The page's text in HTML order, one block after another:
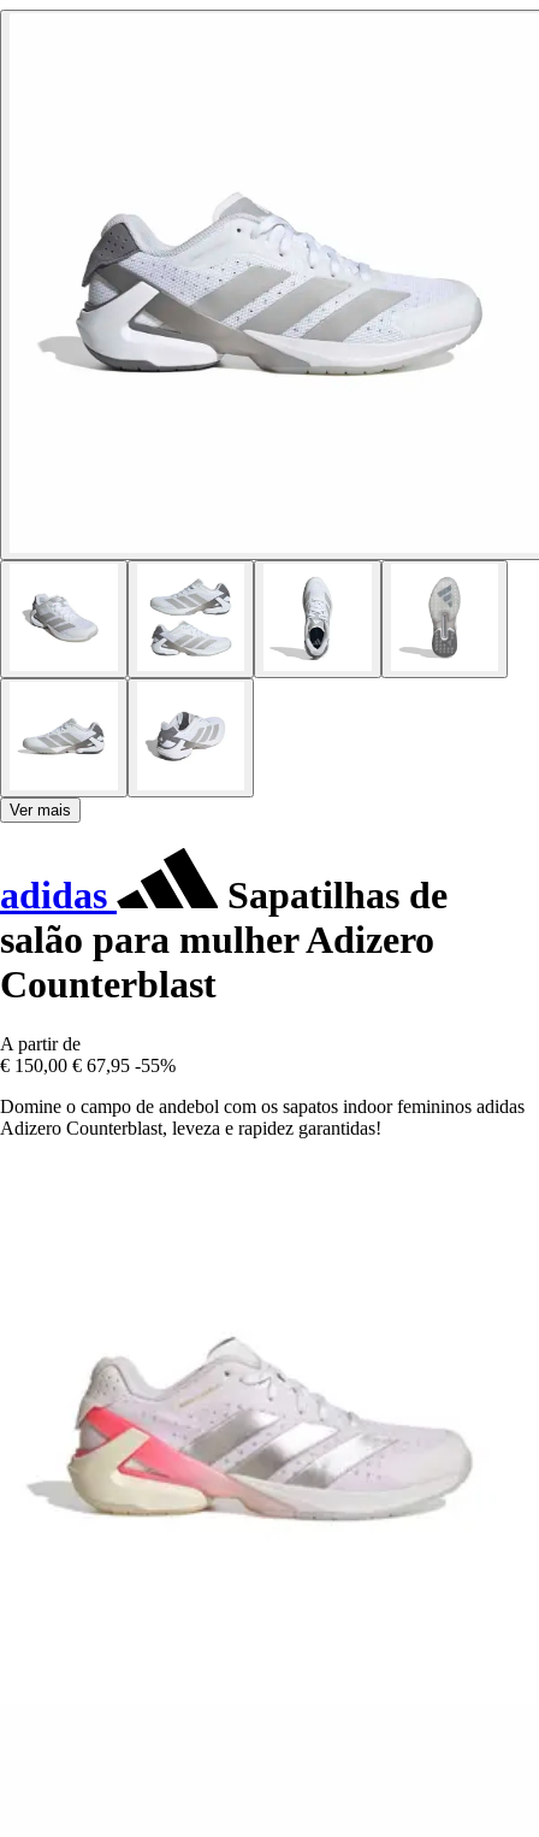
Ver mais
adidas
Sapatilhas de
salão para mulher Adizero
Counterblast
A partir de
€ 150,00 € 67,95 -55%
Domine o campo de andebol com os sapatos indoor femininos adidas
Adizero Counterblast, leveza e rapidez garantidas!